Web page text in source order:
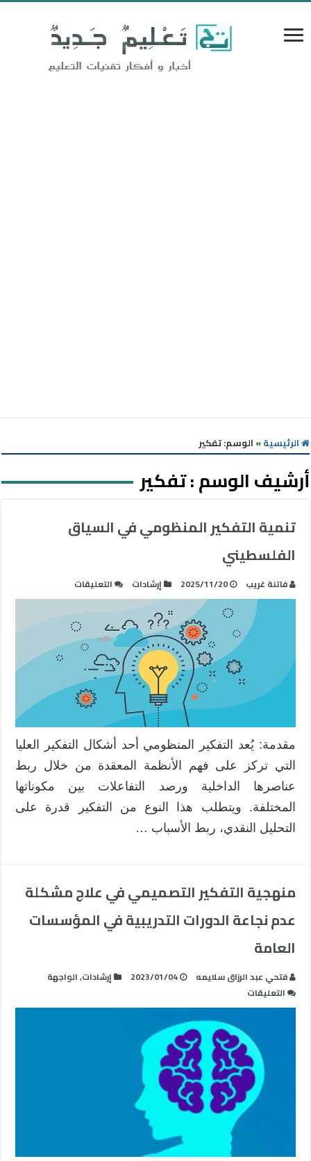
الرئيسية» الوسم:تفكير
أرشيف الوسم :تفكير
تنمية التفكير المنظومي في السياق
الفلسطيني
فاتنة غريب 2025/11/20 إرشادات التعليقات
تنمية
المنظومي
في
السياق
مغلقة
مقدمة: يُعد التفكير المنظومي أحد أشكال التفكير العليا
التي تركز على فهم الأنظمة المعقدة من خلال ربط
عناصرها الداخلية ورصد التفاعلات بين مكوناتها
المختلفة. ويتطلب هذا النوع من التفكير قدرة على
التحليل النقدي، ربط الأسباب …
منهجية التفكير التصميمي في علاج مشكلة
عدم نجاعة الدورات التدريبية في المؤسسات
العامة
فتحي عبد الرزاق سلايمه 2023/01/04 إرشادات,الواجهة
التعليقات
منهجية
التفكير
التصميمي
في
علاج
مشكلة
عدم
نجاعة
الدورات
التدريبية